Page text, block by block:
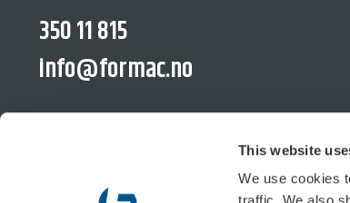
This website
We use cookies
350 11 815
info@formac.no
linkedin.com/company/formac-no